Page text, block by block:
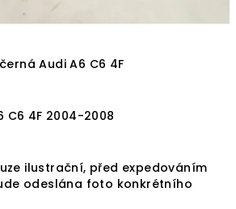
Audi A6 C6 4F
C6 4F 2004-2008
ilustrační, před expedováním
odeslána foto konkrétního